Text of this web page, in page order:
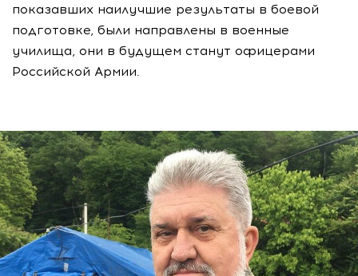
показавших наилучшие результаты в боевой
подготовке, были направлены в военные
училища, они в будущем станут офицерами
Российской Армии.